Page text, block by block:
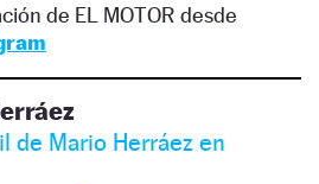
de EL MOTOR desde
de Mario Herráez en